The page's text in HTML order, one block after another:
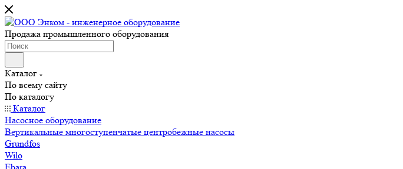
Продажа промышленного оборудования
Каталог
По всему сайту
По каталогу
Каталог
Насосное оборудование
Вертикальные многоступенчатые центробежные насосы
Grundfos
Wilo